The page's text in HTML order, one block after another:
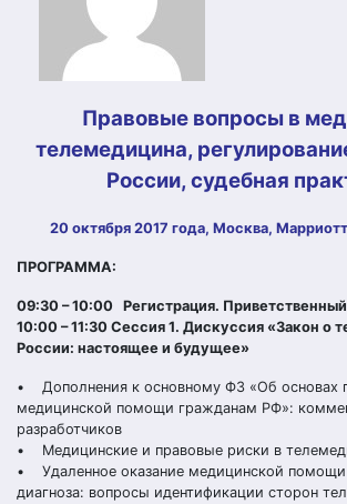
Правовые вопросы в
телемедицина,
России, судебная
20 октября 2017 года, Москва,
ПРОГРАММА:
09:30 – 10:00 Регистрация.
10:00 – 11:30 Сессия 1. Дискуссия «Закон о
России: настоящее и будущее»
• Дополнения к основному ФЗ «Об основах
медицинской помощи гражданам РФ»:
разработчиков
• Медицинские и правовые риски в
• Удаленное оказание медицинской помощи
диагноза: вопросы идентификации сторон